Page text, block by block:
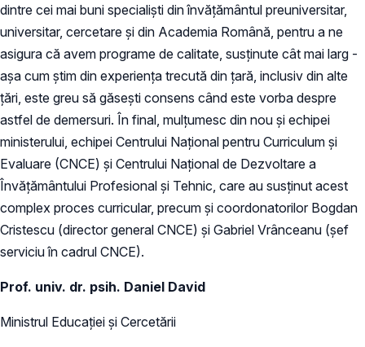
dintre cei mai buni specialiști din învățământul preuniversitar,
universitar, cercetare și din Academia Română, pentru a ne
asigura că avem programe de calitate, susținute cât mai larg -
așa cum știm din experiența trecută din țară, inclusiv din alte
țări, este greu să găsești consens când este vorba despre
astfel de demersuri. În final, mulțumesc din nou și echipei
ministerului, echipei Centrului Național pentru Curriculum și
Evaluare (CNCE) și Centrului Național de Dezvoltare a
Învățământului Profesional și Tehnic, care au susținut acest
complex proces curricular, precum și coordonatorilor Bogdan
Cristescu (director general CNCE) și Gabriel Vrânceanu (șef
serviciu în cadrul CNCE).
Prof. univ. dr. psih. Daniel David
Ministrul Educației și Cercetării